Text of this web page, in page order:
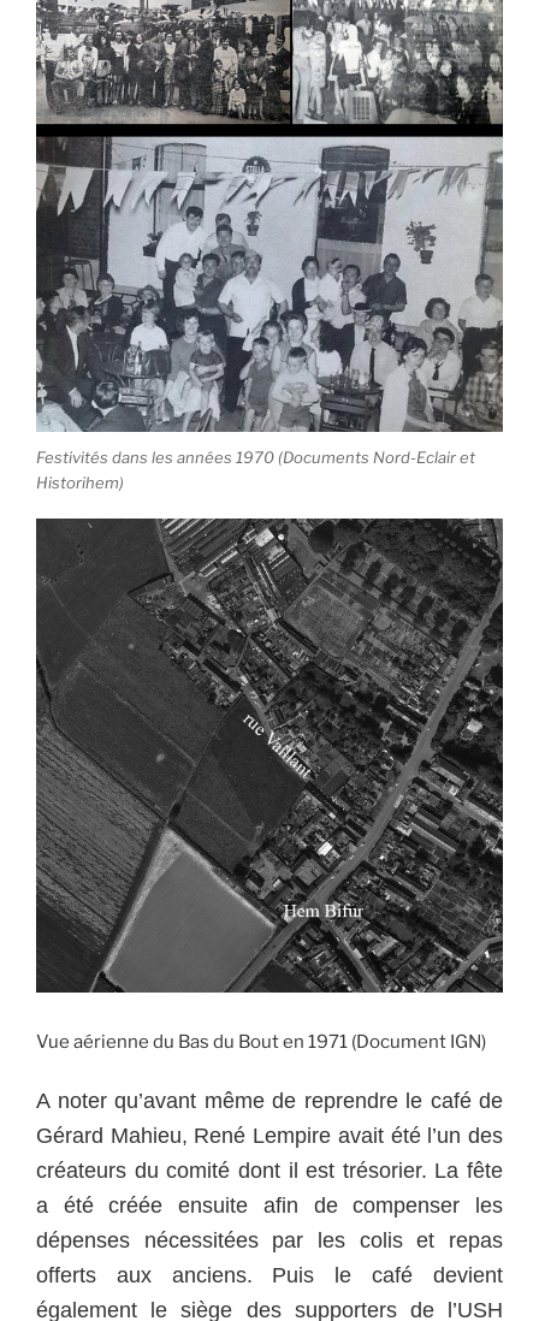
Festivités dans les années 1970 (Documents Nord-Eclair et
Historihem)
Vue aérienne du Bas du Bout en 1971 (Document IGN)
A noter qu’avant même de reprendre le café de
Gérard Mahieu, René Lempire avait été l’un des
créateurs du comité dont il est trésorier. La fête
a été créée ensuite afin de compenser les
dépenses nécessitées par les colis et repas
offerts aux anciens. Puis le café devient
également le siège des supporters de l’USH